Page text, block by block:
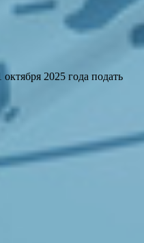
2025 года подать